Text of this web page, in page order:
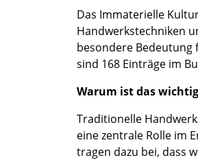
Das Immaterielle
Handwerkstechniken
besondere Bedeutung
sind 168 Einträge im
Warum ist das
Traditionelle
eine zentrale Rolle im
tragen dazu bei, dass